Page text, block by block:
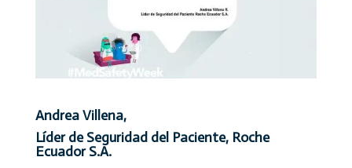
Andrea Villena,
Líder de Seguridad del Paciente, Roche
Ecuador S.A.